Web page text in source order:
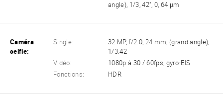
angle), 1/3, 42", 0, 64 µm
Caméra
selfie:
Single:
32 MP, f/2.0, 24 mm, (grand angle),
1/3.42
Vidéo:
1080p à 30 / 60fps, gyro-EIS
Fonctions:
HDR